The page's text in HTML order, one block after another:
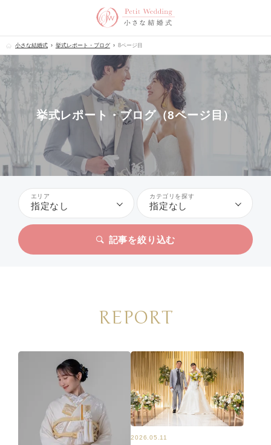
小さな結婚式 挙式レポート・ブログ 8ページ目
挙式レポート・ブログ（8ページ目）
エリア
指定なし
カテゴリを探す
指定なし
記事を絞り込む
REPORT
2026.05.11